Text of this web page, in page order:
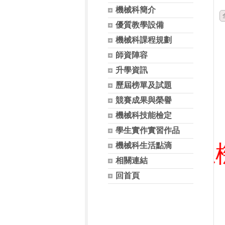
機械科簡介
優質教學設備
機械科課程規劃
師資陣容
升學資訊
歷屆榜單及試題
競賽成果與榮譽
機械科技能檢定
學生實作實習作品
機械科生活點滴
相關連結
回首頁
-飛機工程系機械